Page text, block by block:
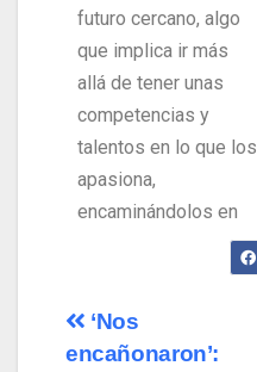
futuro cercano, algo
que implica ir más
allá de tener unas
competencias y
talentos en lo que los
apasiona,
encaminándolos en
‘Nos
encañonaron’: